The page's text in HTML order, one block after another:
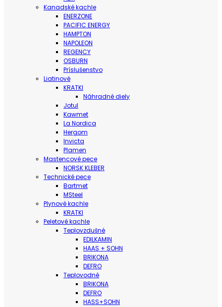
Kanadské kachle
ENERZONE
PACIFIC ENERGY
HAMPTON
NAPOLEON
REGENCY
OSBURN
Príslušenstvo
Liatinové
KRATKI
Náhradné diely
Jotul
Kawmet
La Nordica
Hergom
Invicta
Plamen
Mastencové pece
NORSK KLEBER
Technické pece
Bartmet
MSteel
Plynové kachle
KRATKI
Peletové kachle
Teplovzdušné
EDILKAMIN
HAAS + SOHN
BRIKONA
DEFRO
Teplovodné
BRIKONA
DEFRO
HASS+SOHN